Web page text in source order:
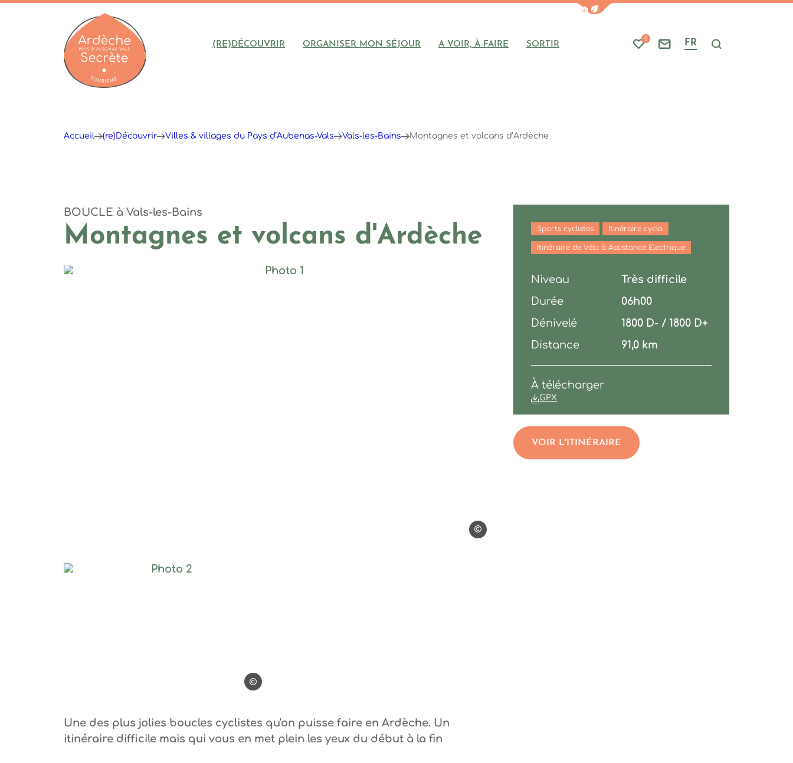
Afficher la barre de navigation du
(RE)DÉCOUVRIR ORGANISER MON SÉJOUR A VOIR, À FAIRE SORTIR Mes favoris
0
Nous contacter
FR Je recherche
Accueil (re)Découvrir Villes & villages du Pays d’Aubenas-Vals Vals-les-Bains Montagnes et volcans d’Ardèche
BOUCLE à Vals-les-Bains
Montagnes et volcans d'Ardèche
Photo 1, © Steph Tripot
Steph Tripot
Photo 2, © Steph Tripot
Steph Tripot
Une des plus jolies boucles cyclistes qu'on puisse faire en Ardèche. Un
itinéraire difficile mais qui vous en met plein les yeux du début à la fin
Sports cyclistes Itinéraire cyclo
Itinéraire de Vélo à Assistance Electrique
Niveau
Très difficile
Durée
06h00
Dénivelé
1800 D- / 1800 D+
Distance
91,0 km
À télécharger
GPX
VOIR L'ITINÉRAIRE